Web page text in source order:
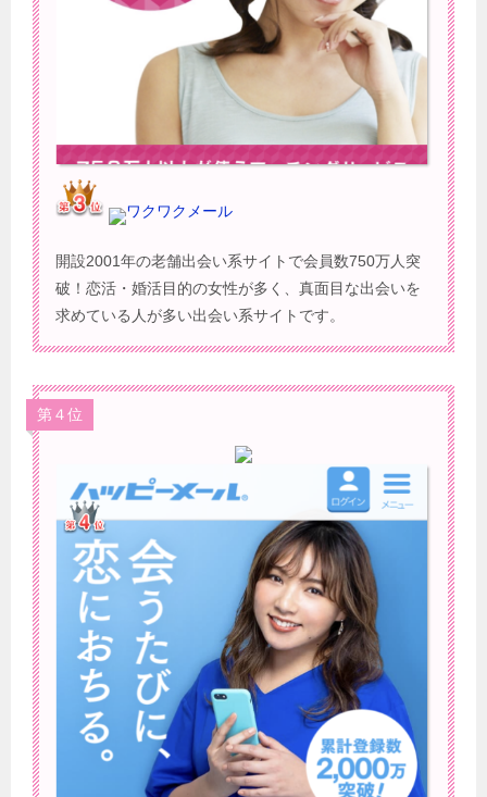
ワクワクメール
開設2001年の老舗出会い系サイトで会員数750万人突
破！恋活・婚活目的の女性が多く、真面目な出会いを
求めている人が多い出会い系サイトです。
第４位